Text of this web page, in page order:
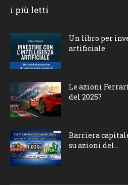
i più letti
Un libro per
artificiale
Le azioni
del 2025?
Barriera
su azioni del...